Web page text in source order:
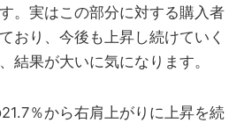
。実はこの部分に対する購入者
おり、今後も上昇し続けていく
結果が大いに気になります。
％から右肩上がりに上昇を続